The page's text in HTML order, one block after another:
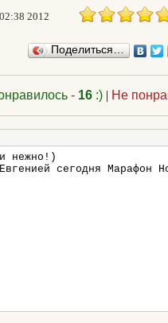
2012
Поделиться…
- 16:)| Не
нежно!)
сегодня Марафон